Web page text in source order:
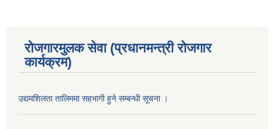
रोजगारमुलक सेवा (प्रधानमन्त्री रोजगार
कार्यक्रम)
उद्यमशिलता तालिममा सहभागी हुने सम्बन्धी सूचना ।